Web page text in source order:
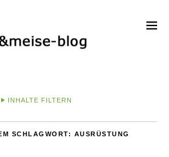
INHALTE FILTERN
SCHLAGWORT: AUSRÜSTUNG